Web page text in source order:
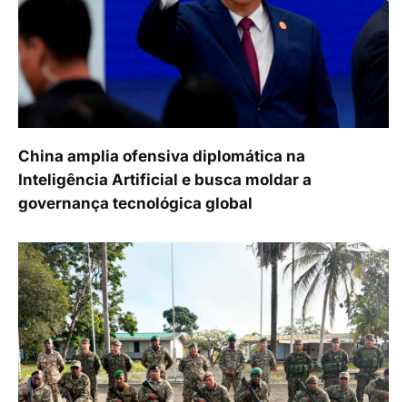
China amplia ofensiva diplomática na
Inteligência Artificial e busca moldar a
governança tecnológica global